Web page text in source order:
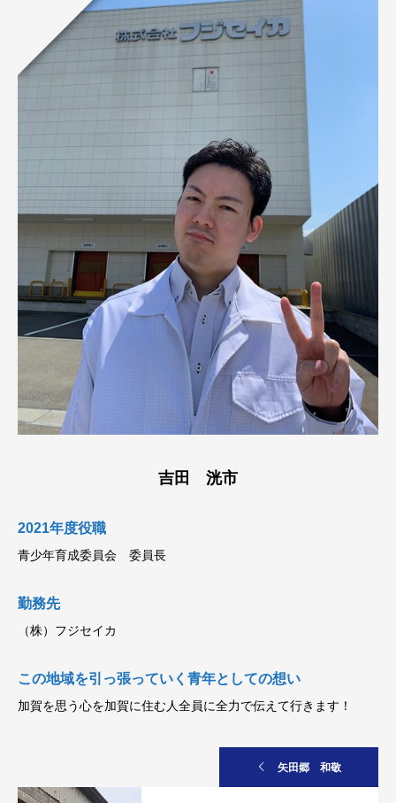
吉田 洸市
2021年度役職
青少年育成委員会 委員長
勤務先
（株）フジセイカ
この地域を引っ張っていく青年としての想い
加賀を思う心を加賀に住む人全員に全力で伝えて行きます！
矢田郷 和敬